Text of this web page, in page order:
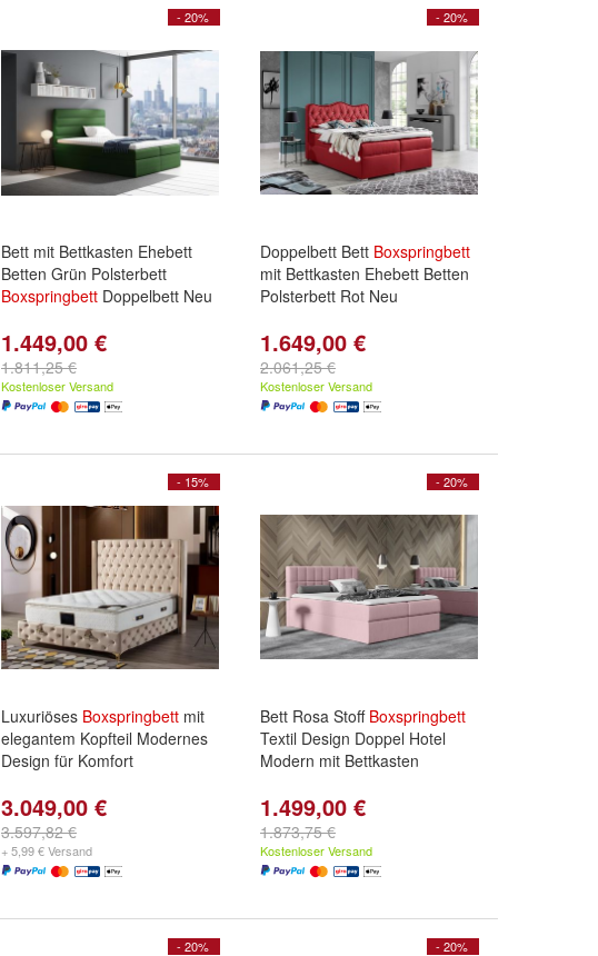
- 20%
Bett mit Bettkasten Ehebett
Betten Grün Polsterbett
Boxspringbett Doppelbett Neu
1.449,00 €
1.811,25 €
Kostenloser Versand
- 20%
Doppelbett Bett Boxspringbett
mit Bettkasten Ehebett Betten
Polsterbett Rot Neu
1.649,00 €
2.061,25 €
Kostenloser Versand
- 15%
Luxuriöses Boxspringbett mit
elegantem Kopfteil Modernes
Design für Komfort
3.049,00 €
3.597,82 €
+ 5,99 € Versand
- 20%
Bett Rosa Stoff Boxspringbett
Textil Design Doppel Hotel
Modern mit Bettkasten
1.499,00 €
1.873,75 €
Kostenloser Versand
- 20% - 20%